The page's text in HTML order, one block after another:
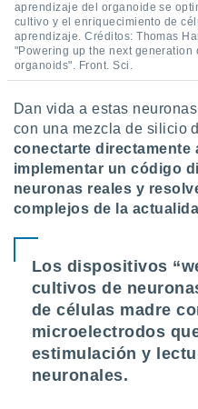
aprendizaje del organoide se
cultivo y el enriquecimiento de
aprendizaje. Créditos: Thomas
"Powering up the next generation
organoids". Front. Sci.
Dan vida a estas
con una mezcla de silicio
conectarte directamente
implementar un código
neuronas reales y
complejos de la
Los dispositivos
cultivos de
de células madre
microelectrodos
estimulación y
neuronales.